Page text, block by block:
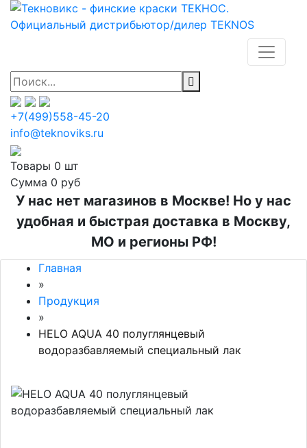
+7(499)558-45-20
info@teknoviks.ru
Товары 0 шт
Сумма 0 руб
У нас нет магазинов в Москве! Но у нас
удобная и быстрая доставка в Москву,
МО и регионы РФ!
Главная
»
Продукция
»
HELO AQUA 40 полуглянцевый
водоразбавляемый специальный лак